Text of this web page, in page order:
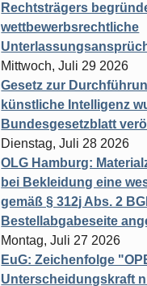
Rechtsträgers
wettbewerbsrechtliche
Mittwoch, Juli 29 2026
Gesetz zur
künstliche Intelligenz
Bundesgesetzblatt
Dienstag, Juli 28 2026
OLG Hamburg:
bei Bekleidung eine
gemäß § 312j Abs. 2
Bestellabgabeseite
Montag, Juli 27 2026
EuG: Zeichenfolge
Unterscheidungskraft